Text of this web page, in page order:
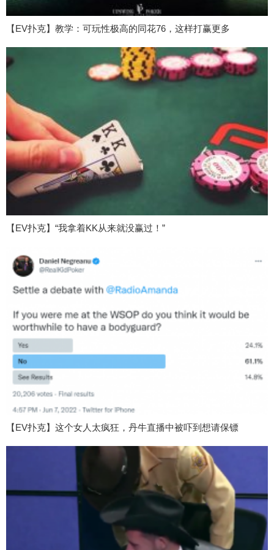
【EV扑克】教学：可玩性极高的同花76，这样打赢更多
【EV扑克】“我拿着KK从来就没赢过！”
【EV扑克】这个女人太疯狂，丹牛直播中被吓到想请保镖